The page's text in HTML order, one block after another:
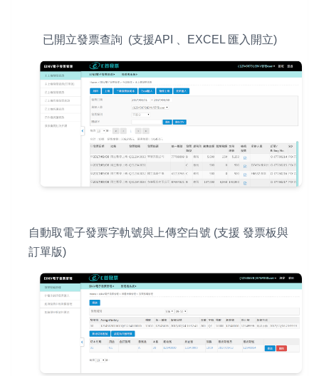
已開立發票查詢 (支援API 、EXCEL 匯入開立)
自動取電子發票字軌號與上傳空白號 (支援 發票板與
訂單版)